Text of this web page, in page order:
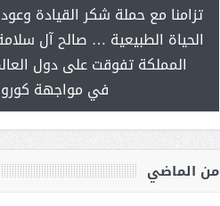
تزامنا مع حملة شكر القيادة
الحياة الطبيعية … صالح آل
المملكة تفوقت على دول
في مواجهة
من الماضي